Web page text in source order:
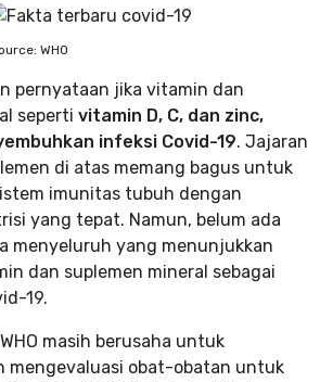
WHO
pernyataan jika vitamin dan
seperti vitamin D, C, dan zinc,
infeksi Covid-19. Jajaran
di atas memang bagus untuk
imunitas tubuh dengan
yang tepat. Namun, belum ada
menyeluruh yang menunjukkan
dan suplemen mineral sebagai
19.
masih berusaha untuk
mengevaluasi obat-obatan untuk